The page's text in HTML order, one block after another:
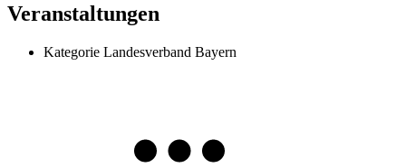
Veranstaltungen
Kategorie Landesverband Bayern